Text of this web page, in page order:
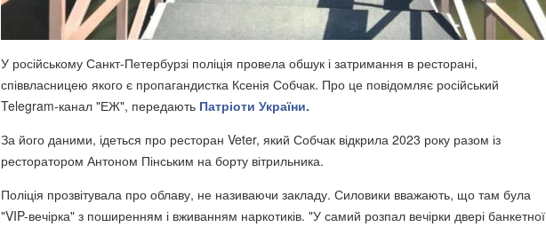
У російському Санкт-Петербурзі поліція провела обшук і затримання в ресторані,
співвласницею якого є пропагандистка Ксенія Собчак. Про це повідомляє російський
Telegram-канал "ЕЖ", передають Патріоти України.
За його даними, ідеться про ресторан Veter, який Собчак відкрила 2023 року разом із
ресторатором Антоном Пінським на борту вітрильника.
Поліція прозвітувала про облаву, не називаючи закладу. Силовики вважають, що там була
"VIP-вечірка" з поширенням і вживанням наркотиків. "У самий розпал вечірки двері банкетної